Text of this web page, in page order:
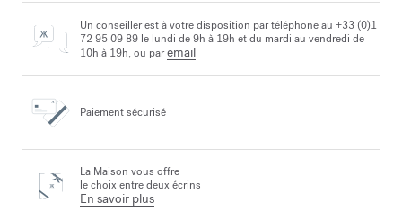
Un conseiller est à votre disposition par téléphone au +33 (0)1
72 95 09 89 le lundi de 9h à 19h et du mardi au vendredi de
10h à 19h, ou paremail
Paiement sécurisé
La Maison vous offre
le choix entre deux écrins
En savoir plus